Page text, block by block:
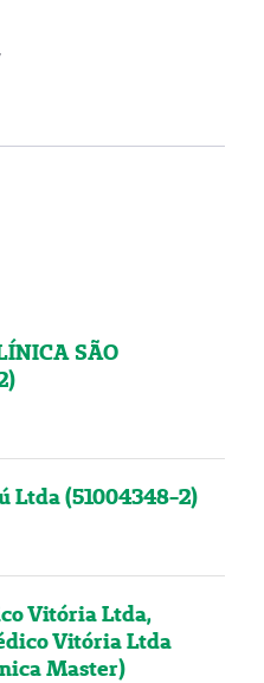
SÃO
Ltda (51004348-2)
Vitória Ltda,
Vitória Ltda
Master)